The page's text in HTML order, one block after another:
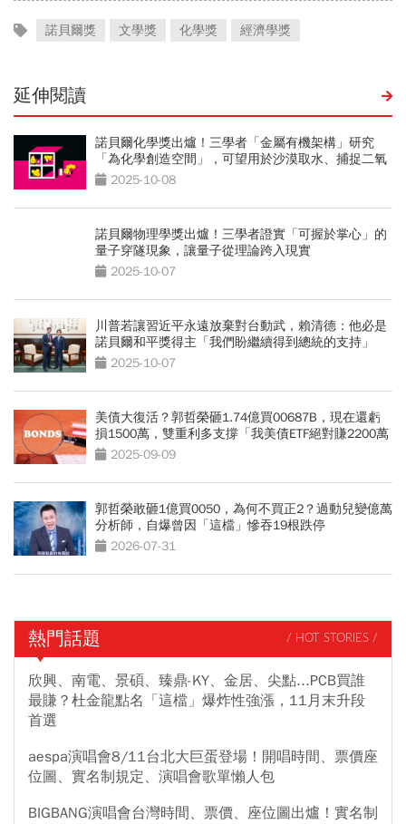
諾貝爾獎 文學獎 化學獎 經濟學獎
延伸閱讀
諾貝爾化學獎出爐！三學者「金屬有機架構」研究
「為化學創造空間」，可望用於沙漠取水、捕捉二氧
化碳2025-10-08
諾貝爾物理學獎出爐！三學者證實「可握於掌心」的
量子穿隧現象，讓量子從理論跨入現實
2025-10-07
川普若讓習近平永遠放棄對台動武，賴清德：他必是
諾貝爾和平獎得主「我們盼繼續得到總統的支持」
2025-10-07
美債大復活？郭哲榮砸1.74億買00687B，現在還虧
損1500萬，雙重利多支撐「我美債ETF絕對賺2200萬
出場」
2025-09-09
郭哲榮敢砸1億買0050，為何不買正2？過動兒變億萬
分析師，自爆曾因「這檔」慘吞19根跌停
2026-07-31
熱門話題 / HOT STORIES /
欣興、南電、景碩、臻鼎-KY、金居、尖點...PCB買誰
最賺？杜金龍點名「這檔」爆炸性強漲，11月末升段
首選
aespa演唱會8/11台北大巨蛋登場！開唱時間、票價座
位圖、實名制規定、演唱會歌單懶人包
BIGBANG演唱會台灣時間、票價、座位圖出爐！實名制